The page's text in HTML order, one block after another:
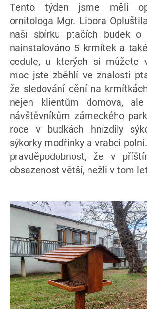
Tento týden jsme měli
ornitologa Mgr. Libora
naši sbírku ptačích budek o
nainstalováno 5 krmítek a
cedule, u kterých si můžete
moc jste zběhlí ve znalosti
že sledování dění na
nejen klientům domova,
návštěvníkům zámeckého
roce v budkách hnízdily
sýkorky modřinky a vrabci
pravděpodobnost, že v
obsazenost větší, nežli v tom